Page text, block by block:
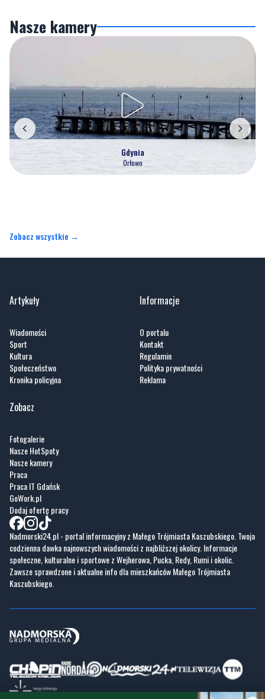
Nasze kamery
Gdynia
Orłowo
Zobacz wszystkie →
Artykuły
Wiadomości
Sport
Kultura
Społeczeństwo
Kronika policyjna
Informacje
O portalu
Kontakt
Regulamin
Polityka prywatności
Reklama
Zobacz
Fotogalerie
Nasze HotSpoty
Nasze kamery
Praca
Praca IT Gdańsk
GoWork.pl
Dodaj ofertę pracy
Nadmorski24.pl - portal informacyjny z Małego Trójmiasta Kaszubskiego. Twoja
codzienna dawka najnowszych wiadomości z najbliższej okolicy. Informacje
społeczne, kulturalne i sportowe z Wejherowa, Pucka, Redy, Rumi i okolic.
Zawsze sprawdzone i aktualne info dla mieszkańców Małego Trójmiasta
Kaszubskiego.